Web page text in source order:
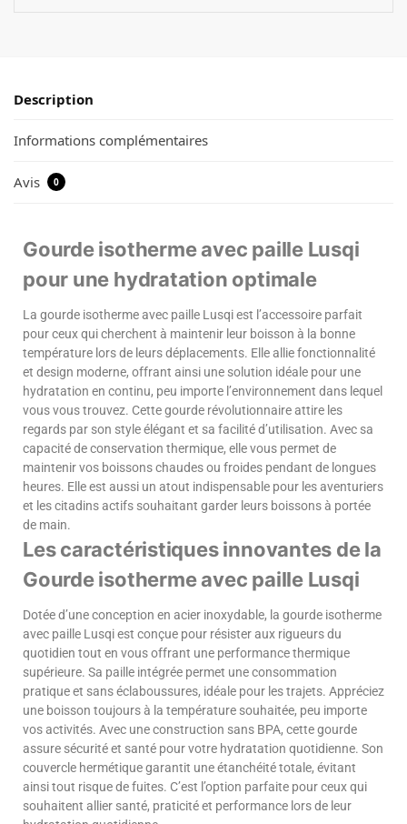
Description
Informations complémentaires
Avis 0
Gourde isotherme avec paille Lusqi
pour une hydratation optimale
La gourde isotherme avec paille Lusqi est l’accessoire parfait
pour ceux qui cherchent à maintenir leur boisson à la bonne
température lors de leurs déplacements. Elle allie fonctionnalité
et design moderne, offrant ainsi une solution idéale pour une
hydratation en continu, peu importe l’environnement dans lequel
vous vous trouvez. Cette gourde révolutionnaire attire les
regards par son style élégant et sa facilité d’utilisation. Avec sa
capacité de conservation thermique, elle vous permet de
maintenir vos boissons chaudes ou froides pendant de longues
heures. Elle est aussi un atout indispensable pour les aventuriers
et les citadins actifs souhaitant garder leurs boissons à portée
de main.
Les caractéristiques innovantes de la
Gourde isotherme avec paille Lusqi
Dotée d’une conception en acier inoxydable, la gourde isotherme
avec paille Lusqi est conçue pour résister aux rigueurs du
quotidien tout en vous offrant une performance thermique
supérieure. Sa paille intégrée permet une consommation
pratique et sans éclaboussures, idéale pour les trajets. Appréciez
une boisson toujours à la température souhaitée, peu importe
vos activités. Avec une construction sans BPA, cette gourde
assure sécurité et santé pour votre hydratation quotidienne. Son
couvercle hermétique garantit une étanchéité totale, évitant
ainsi tout risque de fuites. C’est l’option parfaite pour ceux qui
souhaitent allier santé, praticité et performance lors de leur